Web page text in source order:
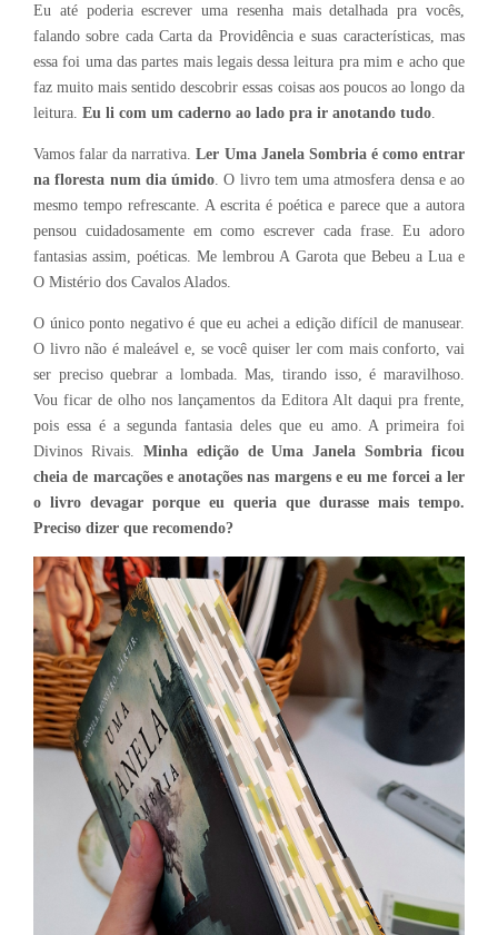
Eu até poderia escrever uma resenha mais detalhada pra vocês,
falando sobre cada Carta da Providência e suas características, mas
essa foi uma das partes mais legais dessa leitura pra mim e acho que
faz muito mais sentido descobrir essas coisas aos poucos ao longo da
leitura. Eu li com um caderno ao lado pra ir anotando tudo
Vamos falar da narrativa.Ler Uma Janela Sombria é como entrar
na floresta num dia úmido . O livro tem uma atmosfera densa e ao
mesmo tempo refrescante. A escrita é poética e parece que a autora
pensou cuidadosamente em como escrever cada frase. Eu adoro
fantasias assim, poéticas. Me lembrou A Garota que Bebeu a Lua e
O Mistério dos Cavalos Alados.
O único ponto negativo é que eu achei a edição difícil de manusear.
O livro não é maleável e, se você quiser ler com mais conforto, vai
ser preciso quebrar a lombada. Mas, tirando isso, é maravilhoso.
Vou ficar de olho nos lançamentos da Editora Alt daqui pra frente,
pois essa é a segunda fantasia deles que eu amo. A primeira foi
Divinos Rivais. Minha edição de Uma Janela Sombria ficou
cheia de marcações e anotações nas margens e eu me forcei a ler
o livro devagar porque eu queria que durasse mais tempo.
Preciso dizer que recomendo?